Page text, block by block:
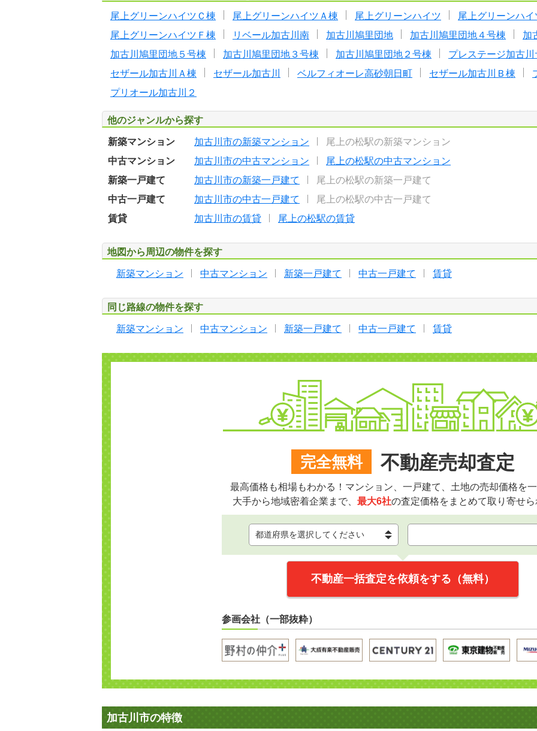
尾上グリーンハイツＣ棟 尾上グリーンハイツＡ棟 尾上グリーンハイツ 尾上グリーンハイ
尾上グリーンハイツＦ棟
リベール加古川南 加古川鳩里団地 加古川鳩里団地４号棟
加
加古川鳩里団地５号棟
加古川鳩里団地３号棟 加古川鳩里団地２号棟
プレステージ加古
セザール加古川Ａ棟
セザール加古川 ベルフィオーレ高砂朝日町 セザール加古川Ｂ棟
プリオール加古川２
他のジャンルから探す
新築マンション 加古川市の新築マンション
尾上の松駅の新築マンション
中古マンション
加古川市の中古マンション
尾上の松駅の中古マンション
新築一戸建て
加古川市の新築一戸建て
尾上の松駅の新築一戸建て
中古一戸建て
加古川市の中古一戸建て
尾上の松駅の中古一戸建て
賃貸
加古川市の賃貸 尾上の松駅の賃貸
地図から周辺の物件を探す
新築マンション 中古マンション 新築一戸建て 中古一戸建て 賃貸
同じ路線の物件を探す
新築マンション 中古マンション 新築一戸建て 中古一戸建て 賃貸
完全無料 不動産売却査定
最高価格も相場もわかる！マンション、一戸建て、土地の売却価格を一
大手から地域密着企業まで、 最大6社の査定価格をまとめて取り寄せら
不動産一括査定を依頼をする（無料）
参画会社（一部抜粋）
加古川市の特徴